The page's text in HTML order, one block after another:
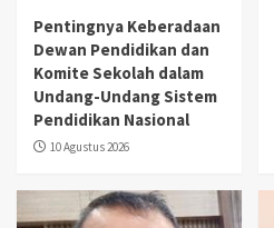
Pentingnya Keberadaan
Dewan Pendidikan dan
Komite Sekolah dalam
Undang-Undang Sistem
Pendidikan Nasional
10 Agustus 2026